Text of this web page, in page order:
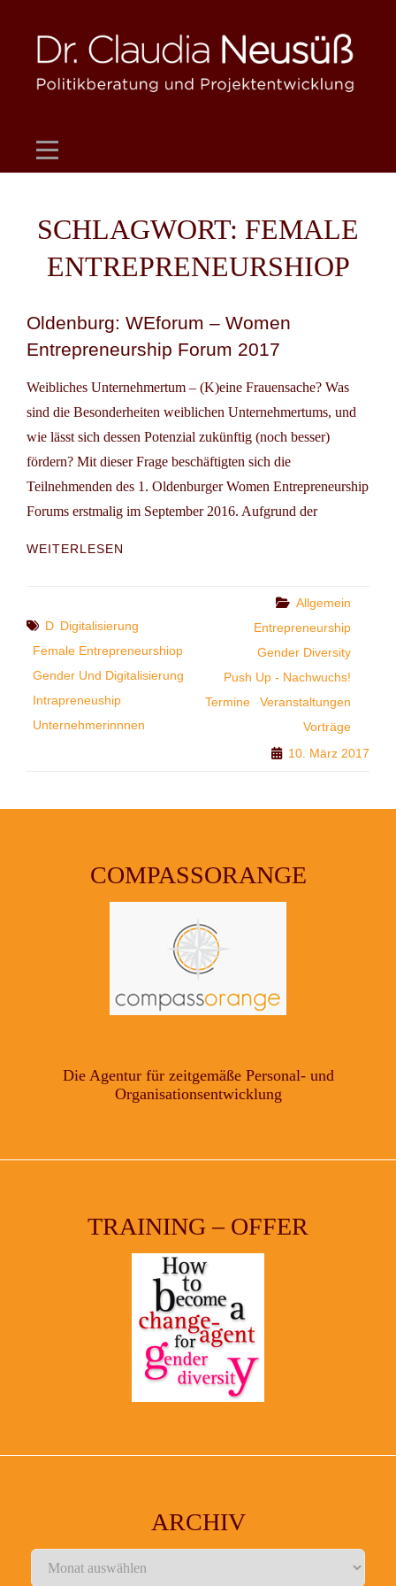
content
SCHLAGWORT: FEMALE
ENTREPRENEURSHIOP
Oldenburg: WEforum – Women
Entrepreneurship Forum 2017
Weibliches Unternehmertum – (K)eine Frauensache? Was
sind die Besonderheiten weiblichen Unternehmertums, und
wie lässt sich dessen Potenzial zukünftig (noch besser)
fördern? Mit dieser Frage beschäftigten sich die
Teilnehmenden des 1. Oldenburger Women Entrepreneurship
Forums erstmalig im September 2016. Aufgrund der
WEITERLESEN
FORUM
2017
Tags
D Digitalisierung
Female Entrepreneurshiop
Gender Und Digitalisierung
Intrapreneuship
Unternehmerinnnen
Categories
Allgemein
Entrepreneurship
Gender Diversity
Push Up - Nachwuchs!
Termine
Veranstaltungen
Vorträge
10. März 2017
COMPASSORANGE
Die Agentur für zeitgemäße Personal- und
Organisationsentwicklung
TRAINING – OFFER
ARCHIV
Archiv